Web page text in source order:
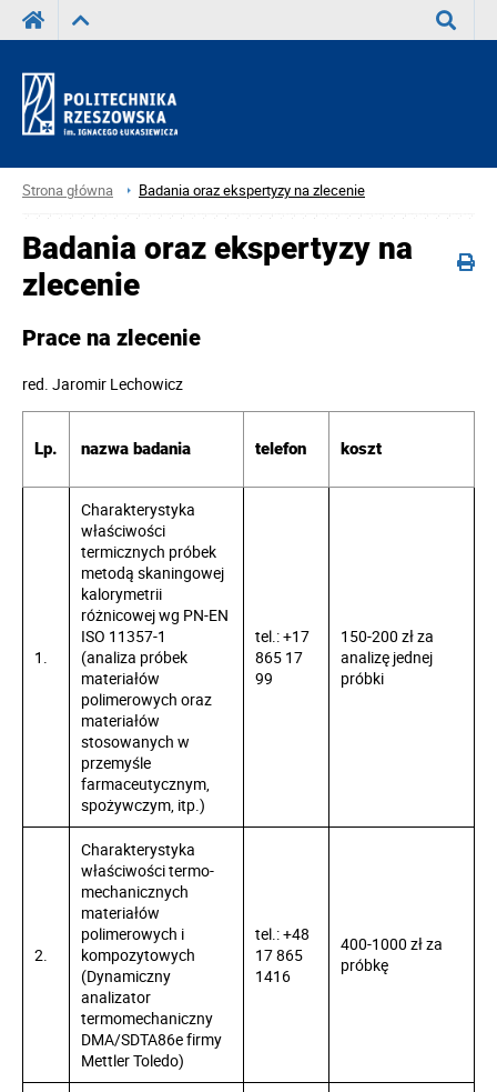
Strona główna Badania oraz ekspertyzy na zlecenie
Badania oraz ekspertyzy na
zlecenie
Prace na zlecenie
red. Jaromir Lechowicz
Lp. nazwa badania telefon koszt
1.
Charakterystyka
właściwości
termicznych próbek
metodą skaningowej
kalorymetrii
różnicowej wg PN-EN
ISO 11357-1
(analiza próbek
materiałów
polimerowych oraz
materiałów
stosowanych w
przemyśle
farmaceutycznym,
spożywczym, itp.)
tel.: +17
865 17
99
150-200 zł za
analizę jednej
próbki
2.
Charakterystyka
właściwości termo­
mechanicznych
materiałów
polimerowych i
kompozytowych
(Dynamiczny
analizator
termomechaniczny
DMA/SDTA86e firmy
Mettler Toledo)
tel.: +48
17 865
1416
400-1000 zł za
próbkę